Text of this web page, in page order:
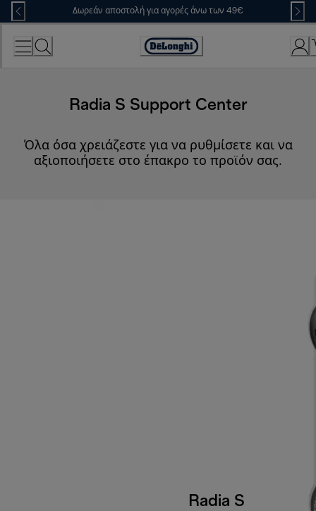
Skip
to
Content
Δωρεάν αποστολή για αγορές άνω των 49€
Accessibility
Radia S Support Center
Όλα όσα χρειάζεστε για να ρυθμίσετε και να
αξιοποιήσετε στο έπακρο το προϊόν σας.
Radia S